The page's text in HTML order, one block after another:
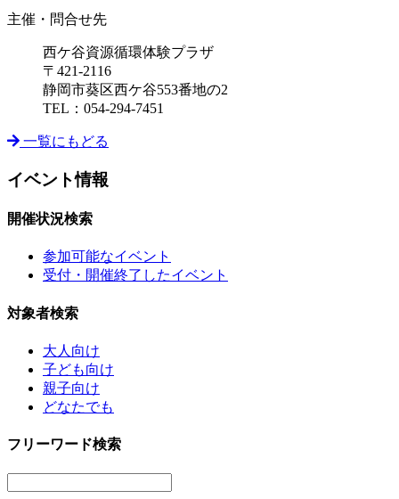
主催・問合せ先
西ケ谷資源循環体験プラザ
〒421-2116
静岡市葵区西ケ谷553番地の2
TEL：054-294-7451
一覧にもどる
イベント情報
開催状況検索
参加可能なイベント
受付・開催終了したイベント
対象者検索
大人向け
子ども向け
親子向け
どなたでも
フリーワード検索